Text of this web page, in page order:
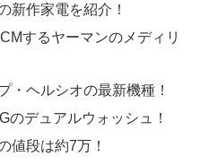
新作家電を紹介！
するヤーマンのメディリ
・ヘルシオの最新機種！
のデュアルウォッシュ！
値段は約7万！